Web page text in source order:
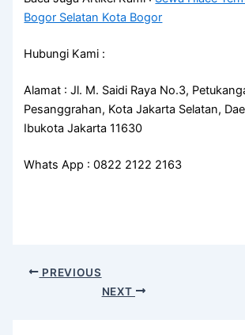
Bogor Selatan Kota Bogor
Hubungi Kami :
Alamat : Jl. M. Saidi Raya No.3,
Pesanggrahan, Kota Jakarta Selatan,
Ibukota Jakarta 11630
Whats App : 0822 2122 2163
PREVIOUS
NEXT